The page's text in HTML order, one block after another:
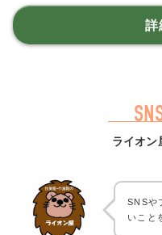
詳
ライオン
SNSや
いこと